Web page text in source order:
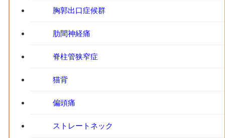
胸郭出口症候群
肋間神経痛
脊柱管狭窄症
猫背
偏頭痛
ストレートネック